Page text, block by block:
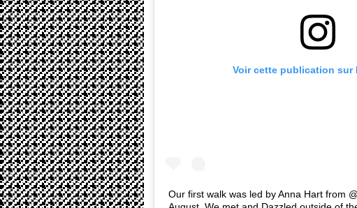
Voir cette publication sur
Our first walk was led by Anna Hart from